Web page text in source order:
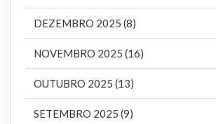
DEZEMBRO 2025 (8)
NOVEMBRO 2025 (16)
OUTUBRO 2025 (13)
SETEMBRO 2025 (9)